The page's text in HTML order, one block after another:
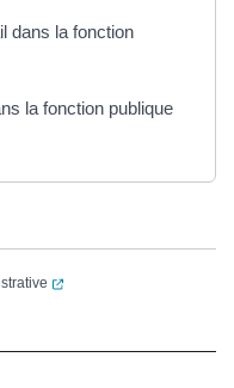
dans la fonction
nouvel onglet)
la fonction publique
(ouverture dans un
dans un nouvel onglet)